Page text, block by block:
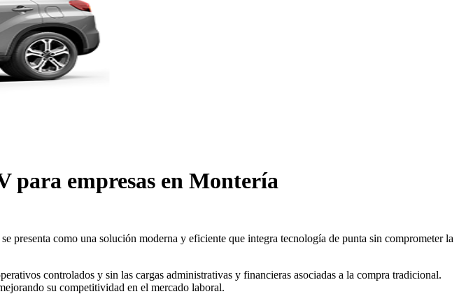
para empresas en Montería
como una solución moderna y eficiente que integra tecnología de punta sin comprometer la
controlados y sin las cargas administrativas y financieras asociadas a la compra tradicional.
su competitividad en el mercado laboral.